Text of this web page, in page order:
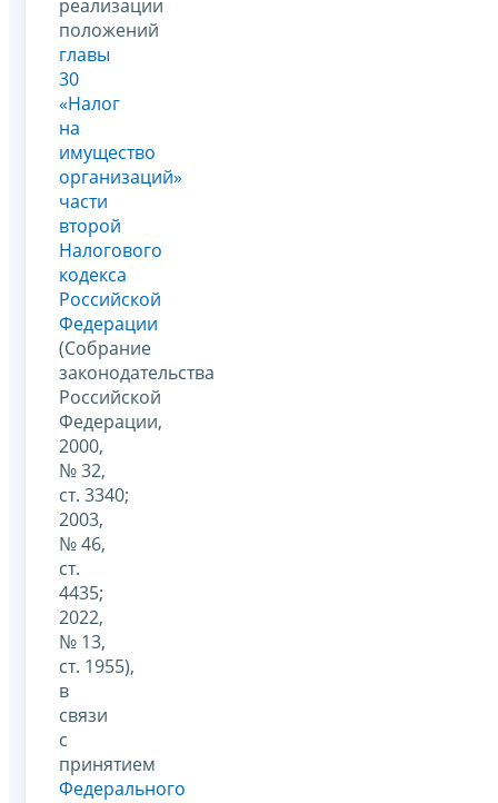
реализации
положений
главы
30
«Налог
на
имущество
организаций»
части
второй
Налогового
кодекса
Российской
Федерации
(Собрание
законодательства
Российской
Федерации,
2000,
№ 32,
ст. 3340;
2003,
№ 46,
ст.
4435;
2022,
№ 13,
ст. 1955),
в
связи
с
принятием
Федерального